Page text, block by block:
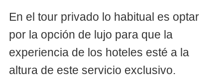
En el tour privado lo habitual es optar
por la opción de lujo para que la
experiencia de los hoteles esté a la
altura de este servicio exclusivo.